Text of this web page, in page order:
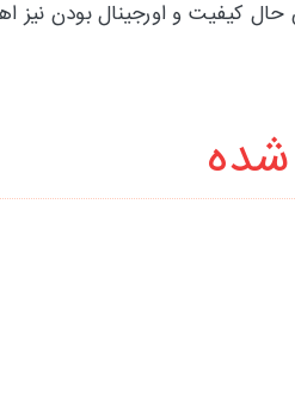
کیفیت و اورجینال بودن نیز